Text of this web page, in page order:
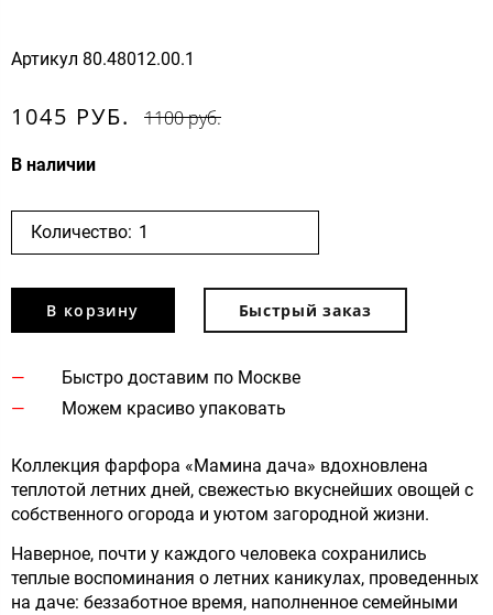
Артикул 80.48012.00.1
1045 РУБ. 1100 руб.
В наличии
Количество:
В корзину Быстрый заказ
Быстро доставим по Москве
Можем красиво упаковать
Коллекция фарфора «Мамина дача» вдохновлена
теплотой летних дней, свежестью вкуснейших овощей с
собственного огорода и уютом загородной жизни.
Наверное, почти у каждого человека сохранились
теплые воспоминания о летних каникулах, проведенных
на даче: беззаботное время, наполненное семейными